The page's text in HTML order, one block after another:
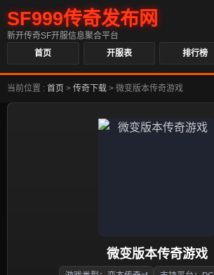
SF999传奇发布网
新开传奇SF开服信息聚合平台
首页
开服表 排行榜
当前位置 : 首页 > 传奇下载 > 微变版本传奇游戏
微变版本传奇游戏